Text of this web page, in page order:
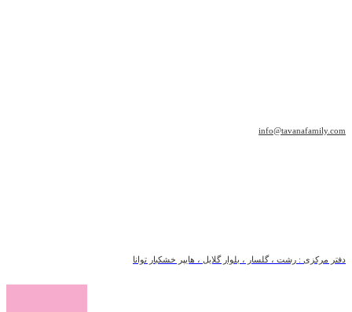
info@tavanafamily.com
دفتر مرکزی : رشت ، گلسار ، بلوار گلایل ، هایپر خشکبار توانا